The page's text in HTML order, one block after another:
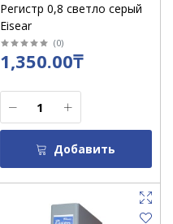
Регистр 0,8 светло серый
Eisear
(0)
1,350.00₸
Добавить